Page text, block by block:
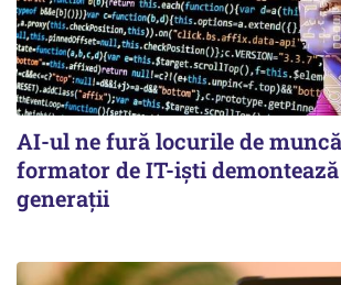
AI-ul ne fură locurile de
formator de IT-işti
generaţii